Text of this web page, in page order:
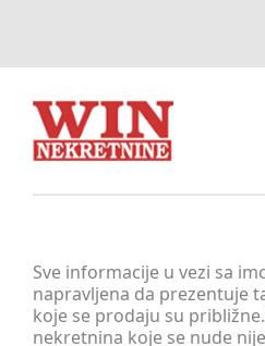
Sve informacije u vezi sa
napravljena da prezentuje
koje se prodaju su
nekretnina koje se nude